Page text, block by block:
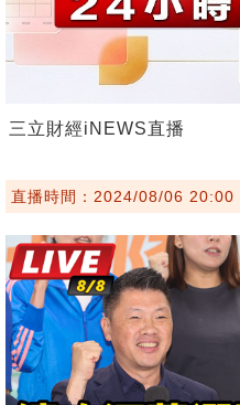
三立財經iNEWS直播
直播時間：2024/08/06 20:00